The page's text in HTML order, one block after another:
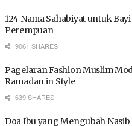
124 Nama Sahabiyat untuk Bayi
Perempuan
9061 SHARES
Pagelaran Fashion Muslim
Ramadan in Style
639 SHARES
Doa Ibu yang Mengubah